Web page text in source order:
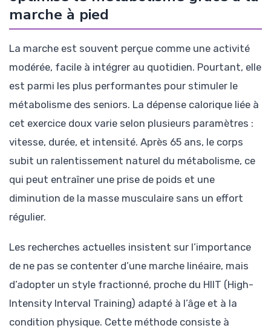
marche à pied
La marche est souvent perçue comme une activité
modérée, facile à intégrer au quotidien. Pourtant, elle
est parmi les plus performantes pour stimuler le
métabolisme des seniors. La dépense calorique liée à
cet exercice doux varie selon plusieurs paramètres :
vitesse, durée, et intensité. Après 65 ans, le corps
subit un ralentissement naturel du métabolisme, ce
qui peut entraîner une prise de poids et une
diminution de la masse musculaire sans un effort
régulier.
Les recherches actuelles insistent sur l’importance
de ne pas se contenter d’une marche linéaire, mais
d’adopter un style fractionné, proche du HIIT (High-
Intensity Interval Training) adapté à l’âge et à la
condition physique. Cette méthode consiste à